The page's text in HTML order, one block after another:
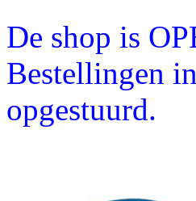
De shop is
Bestellingen
opgestuurd.